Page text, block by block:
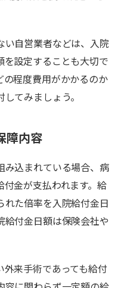
い自営業者などは、入院
設定することも大切で
程度費用がかかるのか
てみましょう。
障内容
み込まれている場合、病
金が支払われます。給
た倍率を入院給付金日
付金日額は保険会社や
来手術であっても給付